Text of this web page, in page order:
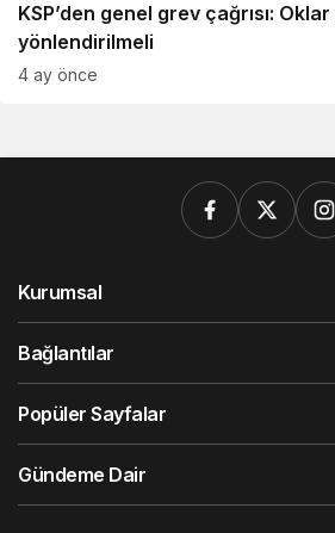
KSP’den genel grev çağrısı:
yönlendirilmeli
4 ay önce
Kurumsal
Bağlantılar
Popüler Sayfalar
Gündeme Dair